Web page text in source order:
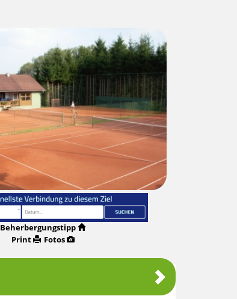
Beherbergungstipp
Print
Fotos